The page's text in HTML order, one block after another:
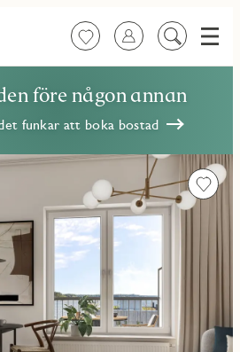
FavoriterLogga in
Sök
Meny
före någon annan
funkar att boka bostad